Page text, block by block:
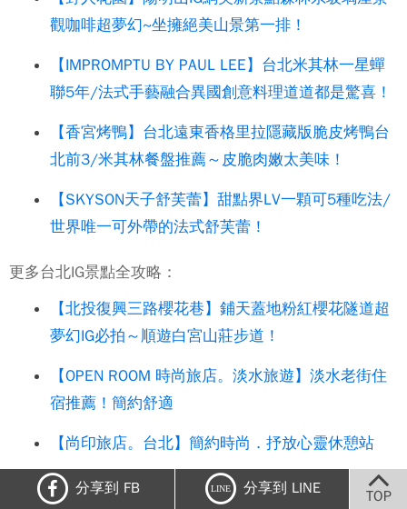
觀咖啡超夢幻~坐擁絕美山景第一排！
【IMPROMPTU BY PAUL LEE】台北米其林一星蟬
聯5年/法式手藝融合異國創意料理道道都是驚喜！
【香宮烤鴨】台北遠東香格里拉隱藏版脆皮烤鴨台
北前3/米其林餐盤推薦～皮脆肉嫩太美味！
【SKYSON天子舒芙蕾】甜點界LV一顆可5種吃法/
世界唯一可外帶的法式舒芙蕾！
更多台北IG景點全攻略：
【北投復興三路櫻花巷】鋪天蓋地粉紅櫻花隧道超
夢幻IG必拍～順遊白宮山莊步道！
【OPEN ROOM 時尚旅店。淡水旅遊】淡水老街住
宿推薦！簡約舒適
【尚印旅店。台北】簡約時尚．抒放心靈休憩站
【拱北殿賞楓。汐止旅遊】百年古剎/小橋600棵楓
分享到 FB LINE 分享到 LINE TOP